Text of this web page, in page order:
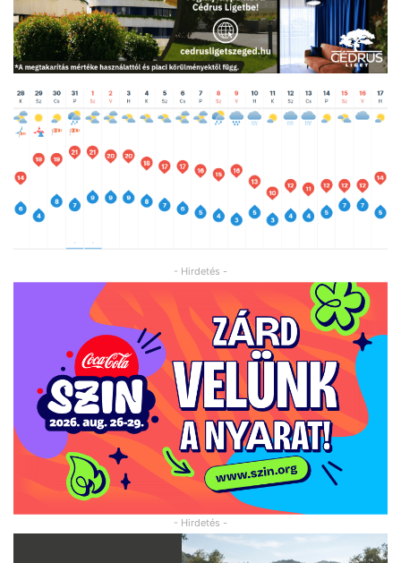
- Hirdetés -
- Hirdetés -